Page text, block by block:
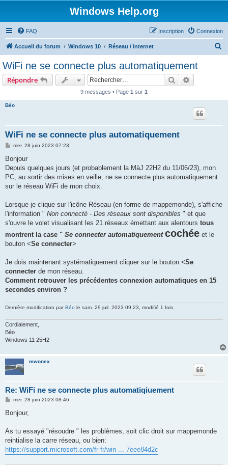
Windows Help.org
FAQ Connexion
Inscription
Accueil du forum Windows 10 Réseau / internet
WiFi ne se connecte plus automatiquement
Répondre Rechercher
9 messages • Page 1 sur 1
Béo
WiFi ne se connecte plus automatiquement
M
s
a
g
mer. 28 juin 2023 07:23
Bonjour
Depuis quelques jours (et probablement la MàJ 22H2 du 11/06/23), mon
PC, au sortir des mises en veille, ne se connecte plus automatiquement
sur le réseau WiFi de mon choix.
Lorsque je clique sur l'icône Réseau (en forme de mappemonde), s'affiche
l'information " Non connecté - Des réseaux sont disponibles " et que
s'ouvre le volet visualisant les 21 réseaux émettant aux alentours tous
montrent la case " Se connecter automatiquement cochée et le
bouton <Se connecter>
Je dois maintenant systématiquement cliquer sur le bouton <Se
connecter de mon réseau.
Comment retrouver les précédentes connexion automatiques en 15
secondes environ ?
Dernière modification parBéo le sam. 29 juil. 2023 09:23, modifié 1 fois.
Cordialement,
Béo
Windows 11 25H2
mwonex
Re: WiFi ne se connecte plus automatiqiuement
M
s
g
mer. 28 juin 2023 08:46
Bonjour,
As tu essayé "résoudre " les problèmes, soit clic droit sur mappemonde
reintialise la carre réseau, ou bien:
https://support.microsoft.com/fr-fr/win ... 7eee84d2c